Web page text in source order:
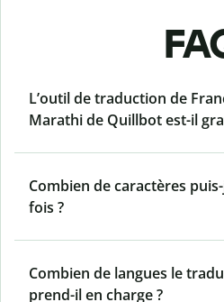
L’outil de traduction de
Marathi de Quillbot est-il
Combien de caractères
fois ?
Combien de langues le
prend-il en charge ?